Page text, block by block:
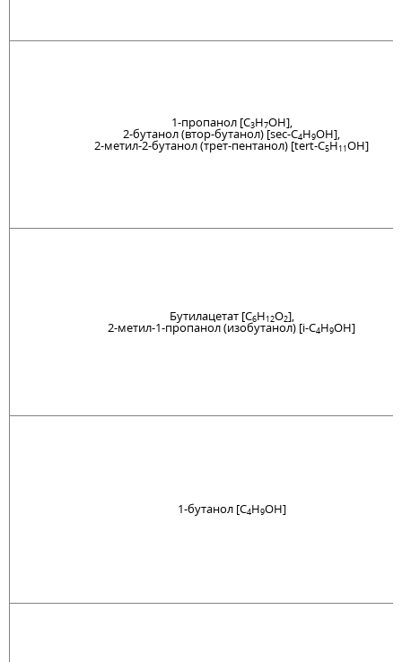
1-пропанол [C3H7OH],
2-бутанол (втор-бутанол) [sec-C4H9OH],
2-метил-2-бутанол (трет-пентанол) [tert-C5H11OH]
Бутилацетат [C6H12O2],
2-метил-1-пропанол (изобутанол) [i-C4H9OH]
1-бутанол [C4H9OH]